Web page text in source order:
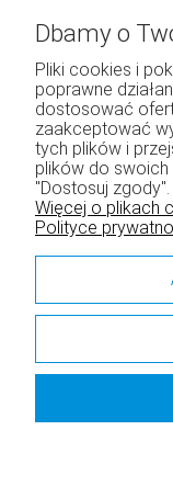
Dbamy o
Pliki cookies i
poprawne
dostosować
zaakceptować
tych plików i
plików do
"Dostosuj zgody".
Więcej o plikach
Polityce